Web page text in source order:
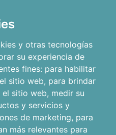
y otras tecnologías
su experiencia de
fines: para habilitar
sitio web, para brindar
el sitio web, medir su
y servicios y
de marketing, para
más relevantes para